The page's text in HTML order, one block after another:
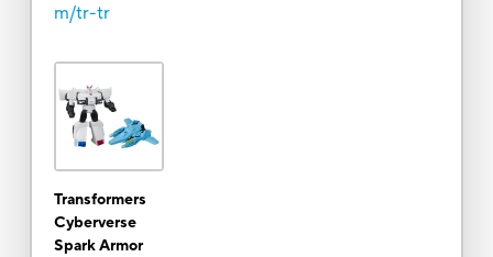
m/tr-tr
Transformers
Cyberverse
Spark Armor